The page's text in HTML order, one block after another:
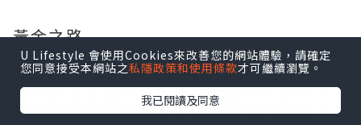
黃金之路
1696 年在米納斯吉拉斯州山區發現世界上
最豐富的金礦後，帕拉蒂成為向裡約熱內
盧以及從那裡向葡萄牙出口黃金的港口。
U Lifestyle 會使用Cookies來改善您的網站體驗，請確定
您同意接受本網站之私隱政策和使用條款才可繼續瀏覽。
我已閱讀及同意